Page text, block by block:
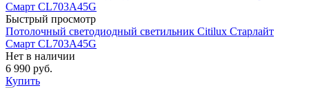
Быстрый просмотр
Потолочный светодиодный светильник Citilux Старлайт
Смарт CL703A45G
Нет в наличии
6 990 руб.
Купить